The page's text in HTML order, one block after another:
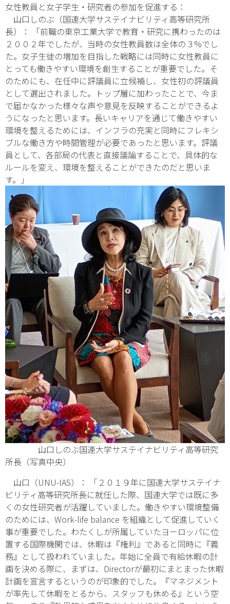
女性教員と女子学生・研究者の参加を促進する：
山口しのぶ（国連大学サステイナビリティ高等研究所
長）： 「前職の東京工業大学で教育・研究に携わったのは
２００２年でしたが、当時の女性教員数は全体の３%でし
た。女子生徒の増加を目指した戦略には同時に女性教員に
とっても働きやすい環境を創生することが重要でした。そ
のためにも、在任中に評議員に立候補し、女性初の評議員
として選出されました。トップ層に加わったことで、今ま
で届かなかった様々な声や意見を反映することができるよ
うになったと思います。長いキャリアを通じて働きやすい
環境を整えるためには、インフラの充実と同時にフレキシ
ブルな働き方や時間管理が必要であったと思います。評議
員として、各部局の代表と直接議論することで、具体的な
ルールを変え、環境を整えることができたのだと思いま
す。」
山口しのぶ国連大学サステイナビリティ高等研究
所長（写真中央）
山口（UNU-IAS）： 「２０１９年に国連大学サステイナ
ビリティ高等研究所長に就任した際、国連大学では既に多
くの女性研究者が活躍していました。働きやすい環境整備
のためには、Work-life balance を組織として促進していく
事が重要でした。わたくしが所属していたヨーロッパに位
置する国際機関では、休暇は『権利』であると同時に『義
務』として扱われていました。年始に全員で有給休暇の計
画を決める際に、まずは、Directorが最初にまとまった休暇
計画を宣言するというのが印象的でした。『マネジメント
が率先して休暇をとるから、スタッフも休める』という空